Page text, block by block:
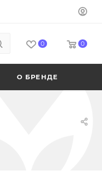
0 0
О БРЕНДЕ